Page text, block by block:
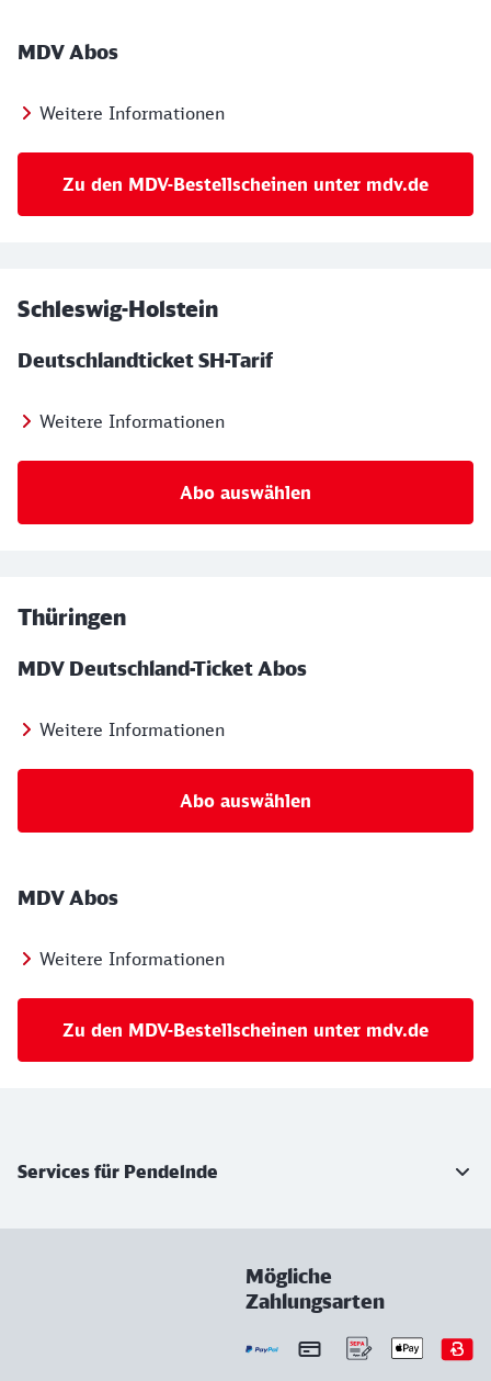
MDV Abos
Weitere Informationen
Zu den MDV-Bestellscheinen unter mdv.de
Schleswig-Holstein
Deutschlandticket SH-Tarif
Weitere Informationen
Abo auswählen
Thüringen
MDV Deutschland-Ticket Abos
Weitere Informationen
Abo auswählen
MDV Abos
Weitere Informationen
Zu den MDV-Bestellscheinen unter mdv.de
Services für Pendelnde
Mögliche
Zahlungsarten